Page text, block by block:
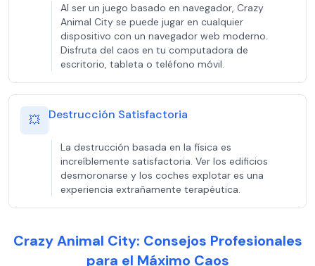
Al ser un juego basado en navegador, Crazy
Animal City se puede jugar en cualquier
dispositivo con un navegador web moderno.
Disfruta del caos en tu computadora de
escritorio, tableta o teléfono móvil.
💥 Destrucción Satisfactoria
La destrucción basada en la física es
increíblemente satisfactoria. Ver los edificios
desmoronarse y los coches explotar es una
experiencia extrañamente terapéutica.
Crazy Animal City: Consejos Profesionales
para el Máximo Caos